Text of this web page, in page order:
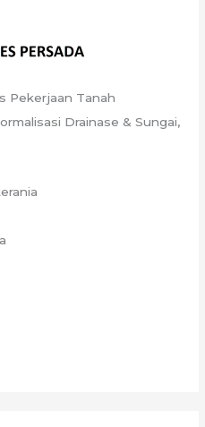
Pekerjaan Tanah
Drainase & Sungai,